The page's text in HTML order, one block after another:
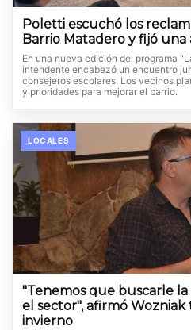
Poletti escuchó los
Barrio Matadero y fijó
En una nueva edición del programa
intendente encabezó un encuentro
consejeros escolares. Los vecinos
y prioridades para mejorar el barrio.
LOCALES
"Tenemos que buscarle
el sector", afirmó Wozniak
invierno